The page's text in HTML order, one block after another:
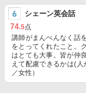
シェーン英会話
74.5点
講師がまんべんなく話
をとってくれたこと。
はとても大事。皆が仲
えて配慮できるかは(
／女性）